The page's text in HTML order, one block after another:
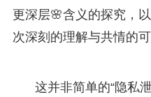
更深层🌸含义的探究，
次深刻的理解与共情的可
这并非简单的“隐私